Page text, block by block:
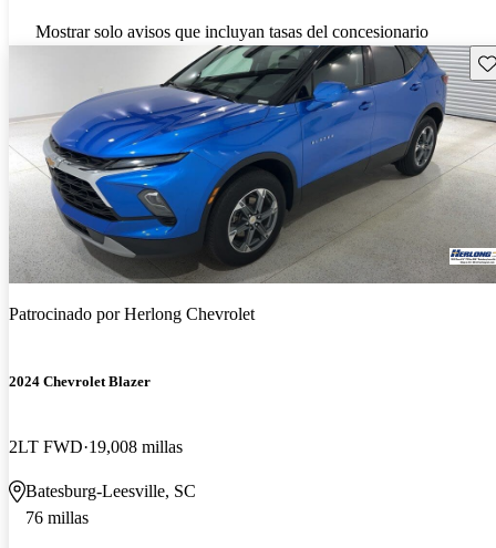
Mostrar solo avisos que incluyan tasas del concesionario
Patrocinado porHerlong Chevrolet
2024 Chevrolet Blazer
2LT FWD 19,008 millas
Batesburg-Leesville, SC
76 millas